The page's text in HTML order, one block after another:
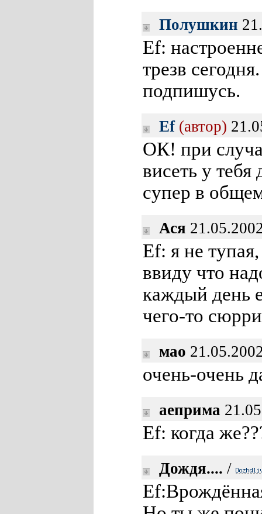
Полушкин
Ef:
трезв
подпишусь.
Ef (автор)
ОК! при
висеть у тебя
супер в
Ася
Ef: я не
ввиду что
каждый день
чего-то
мао
очень-очень
аеприма
Ef: когда
Дождя.... /